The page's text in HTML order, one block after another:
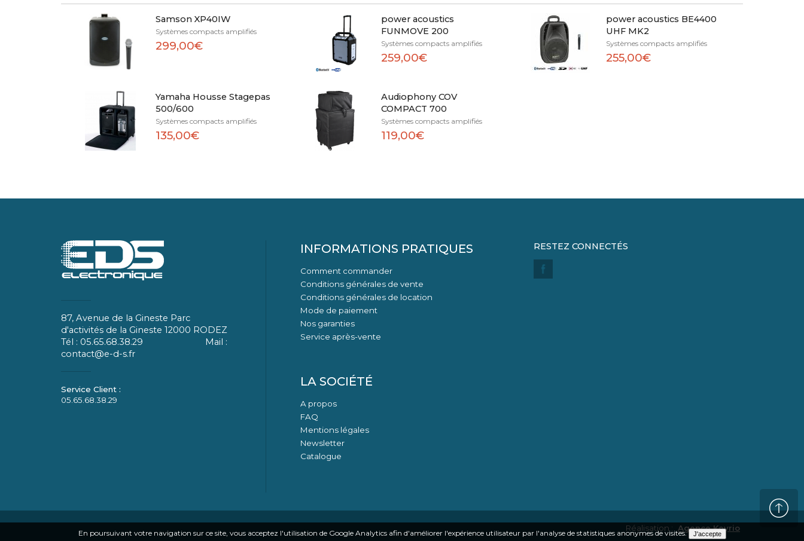
Samson XP40IW
Systèmes compacts amplifiés
299,00€
power acoustics
FUNMOVE 200
Systèmes compacts amplifiés
259,00€
power acoustics BE4400
UHF MK2
Systèmes compacts amplifiés
255,00€
Yamaha Housse Stagepas
500/600
Systèmes compacts amplifiés
135,00€
Audiophony COV
COMPACT 700
Systèmes compacts amplifiés
119,00€
87, Avenue de la Gineste Parc
d'activités de la Gineste 12000 RODEZ
Tél : 05.65.68.38.29 Mail :
contact@e-d-s.fr
05.65.68.38.29
INFORMATIONS PRATIQUES
Comment commander
Conditions générales de vente
Conditions générales de location
Mode de paiement
Nos garanties
Service après-vente
LA SOCIÉTÉ
A propos
FAQ
Mentions légales
Newsletter
Catalogue
Réalisation : Agence Keyrio
En poursuivant votre navigation sur ce site, vous acceptez l'utilisation de Google Analytics afin d'améliorer l'expérience utilisateur par l'analyse de statistiques anonymes de visites.